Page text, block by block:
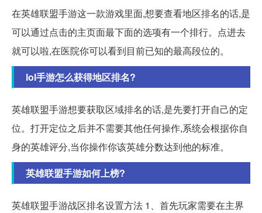
在英雄联盟手游这一款游戏里面,想要查看地区排名的话,是
可以通过点击的主页面最下面的选项有一个排行。点进去
就可以啦,在医院你可以看到目前已知的最高段位的。
lol手游怎么获得地区排名?
英雄联盟手游想要获取区域排名的话,是先要打开自己的定
位。打开定位之后并不需要其他任何操作,系统会根据你自
身的英雄评分,当你操作你该英雄分数达到他的标准。
英雄联盟手游如何上榜?
英雄联盟手游战区排名设置方法 1、首先玩家需要在主界